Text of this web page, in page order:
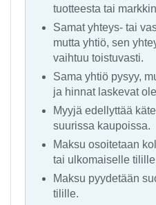
tuotteesta tai
Samat yhteys- tai
mutta yhtiö, sen
vaihtuu toistuvasti.
Sama yhtiö pysyy,
ja hinnat laskevat
Myyjä edellyttää
suurissa kaupoissa.
Maksu osoitetaan
tai ulkomaiselle
Maksu pyydetään
tilille.